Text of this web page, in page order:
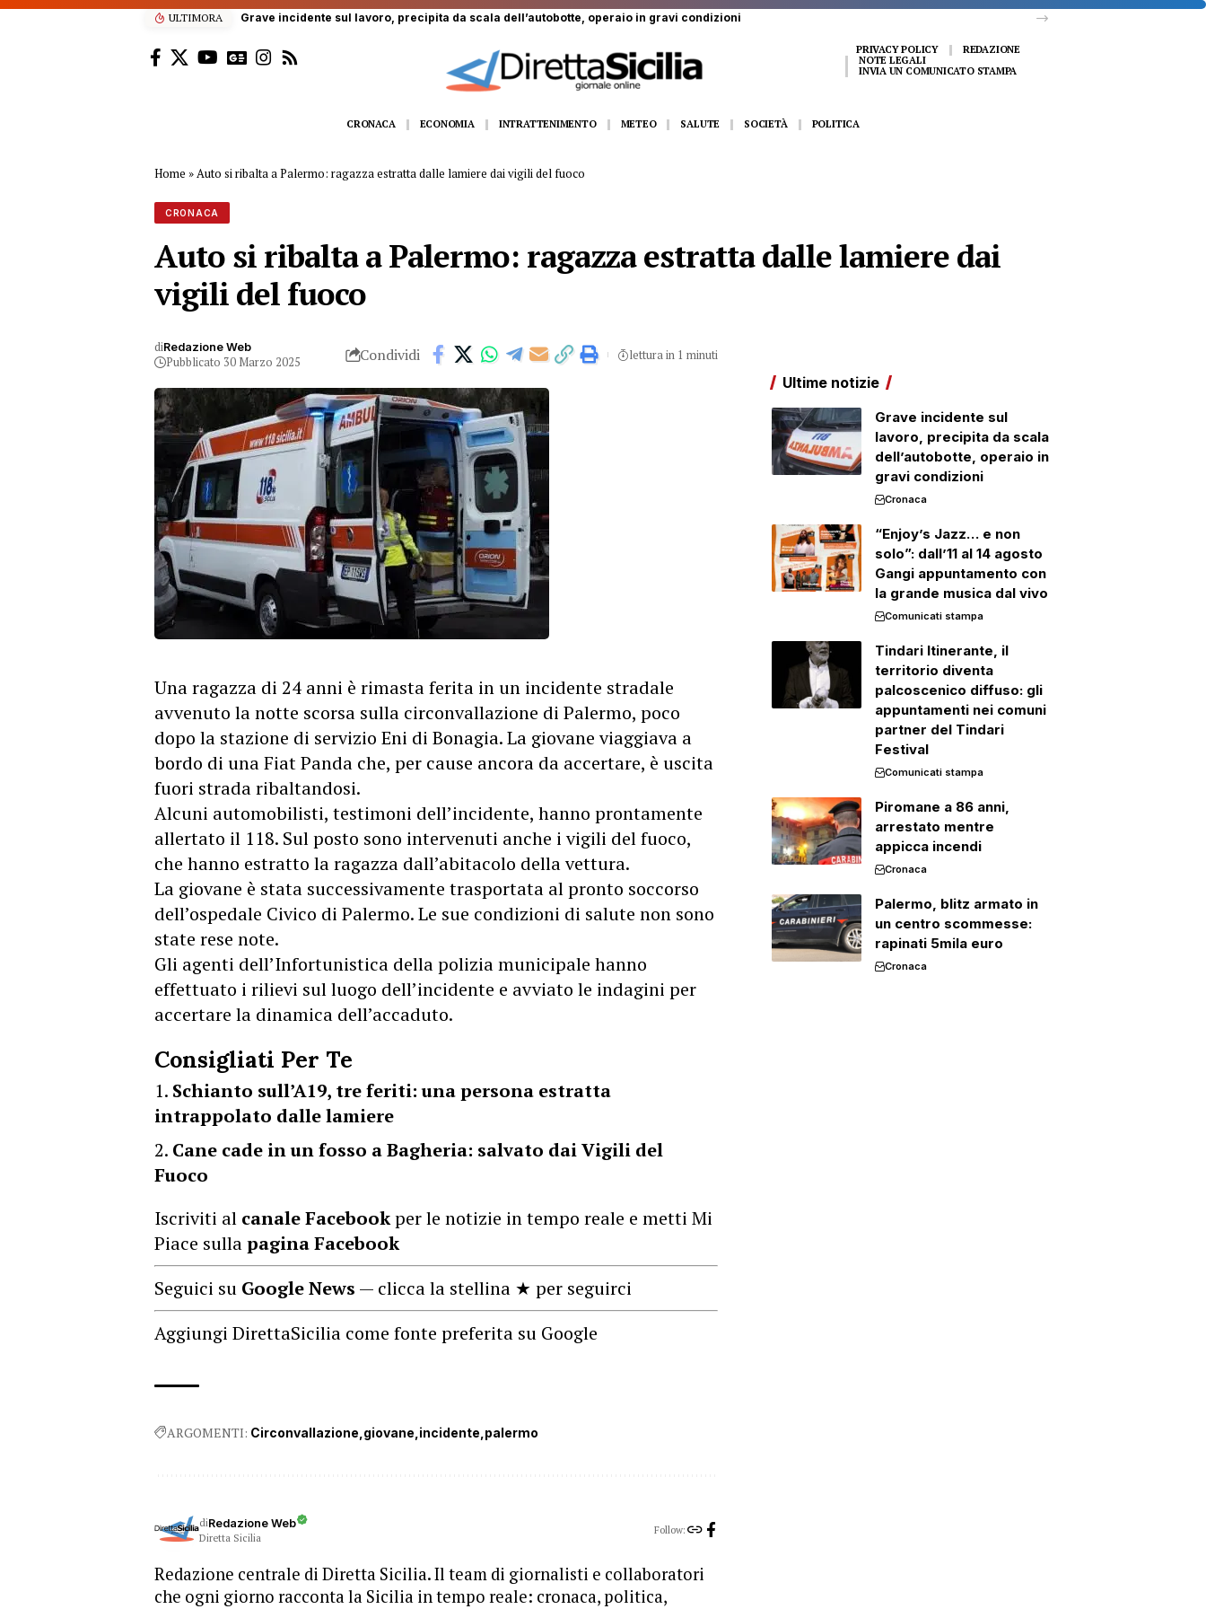
ULTIMORA Grave incidente sul lavoro, precipita da scala dell’autobotte, operaio in gravi condizioni
PRIVACY POLICY
REDAZIONE
NOTE LEGALI
INVIA UN COMUNICATO STAMPA
CRONACA ECONOMIA INTRATTENIMENTO METEO SALUTE SOCIETÀ POLITICA
Home »Auto si ribalta a Palermo: ragazza estratta dalle lamiere dai vigili del fuoco
CRONACA
Auto si ribalta a Palermo: ragazza estratta dalle lamiere dai
vigili del fuoco
diRedazione Web
Pubblicato 30 Marzo 2025 Condividi lettura in 1 minuti
Una ragazza di 24 anni è rimasta ferita in un incidente stradale
avvenuto la notte scorsa sulla circonvallazione di Palermo, poco
dopo la stazione di servizio Eni di Bonagia. La giovane viaggiava a
bordo di una Fiat Panda che, per cause ancora da accertare, è uscita
fuori strada ribaltandosi.
Alcuni automobilisti, testimoni dell’incidente, hanno prontamente
allertato il 118. Sul posto sono intervenuti anche i vigili del fuoco,
che hanno estratto la ragazza dall’abitacolo della vettura.
La giovane è stata successivamente trasportata al pronto soccorso
dell’ospedale Civico di Palermo. Le sue condizioni di salute non sono
state rese note.
Gli agenti dell’Infortunistica della polizia municipale hanno
effettuato i rilievi sul luogo dell’incidente e avviato le indagini per
accertare la dinamica dell’accaduto.
Consigliati Per Te
Schianto sull’A19, tre feriti: una persona estratta
intrappolato dalle lamiere
Cane cade in un fosso a Bagheria: salvato dai Vigili del
Fuoco
Iscriviti al canale Facebookper le notizie in tempo reale e metti Mi
Piace sullapagina Facebook
Seguici su Google News — clicca la stellina ★ per seguirci
Aggiungi DirettaSicilia come fonte preferita su Google
ARGOMENTI: Circonvallazione giovane incidente palermo
diRedazione Web
Diretta Sicilia
Follow:
Redazione centrale di Diretta Sicilia. Il team di giornalisti e collaboratori
che ogni giorno racconta la Sicilia in tempo reale: cronaca, politica,
Ultime notizie
Grave incidente sul
lavoro, precipita da scala
dell’autobotte, operaio in
gravi condizioni
Cronaca
“Enjoy’s Jazz… e non
solo”: dall’11 al 14 agosto
Gangi appuntamento con
la grande musica dal vivo
Comunicati stampa
Tindari Itinerante, il
territorio diventa
palcoscenico diffuso: gli
appuntamenti nei comuni
partner del Tindari
Festival
Comunicati stampa
Piromane a 86 anni,
arrestato mentre
appicca incendi
Cronaca
Palermo, blitz armato in
un centro scommesse:
rapinati 5mila euro
Cronaca